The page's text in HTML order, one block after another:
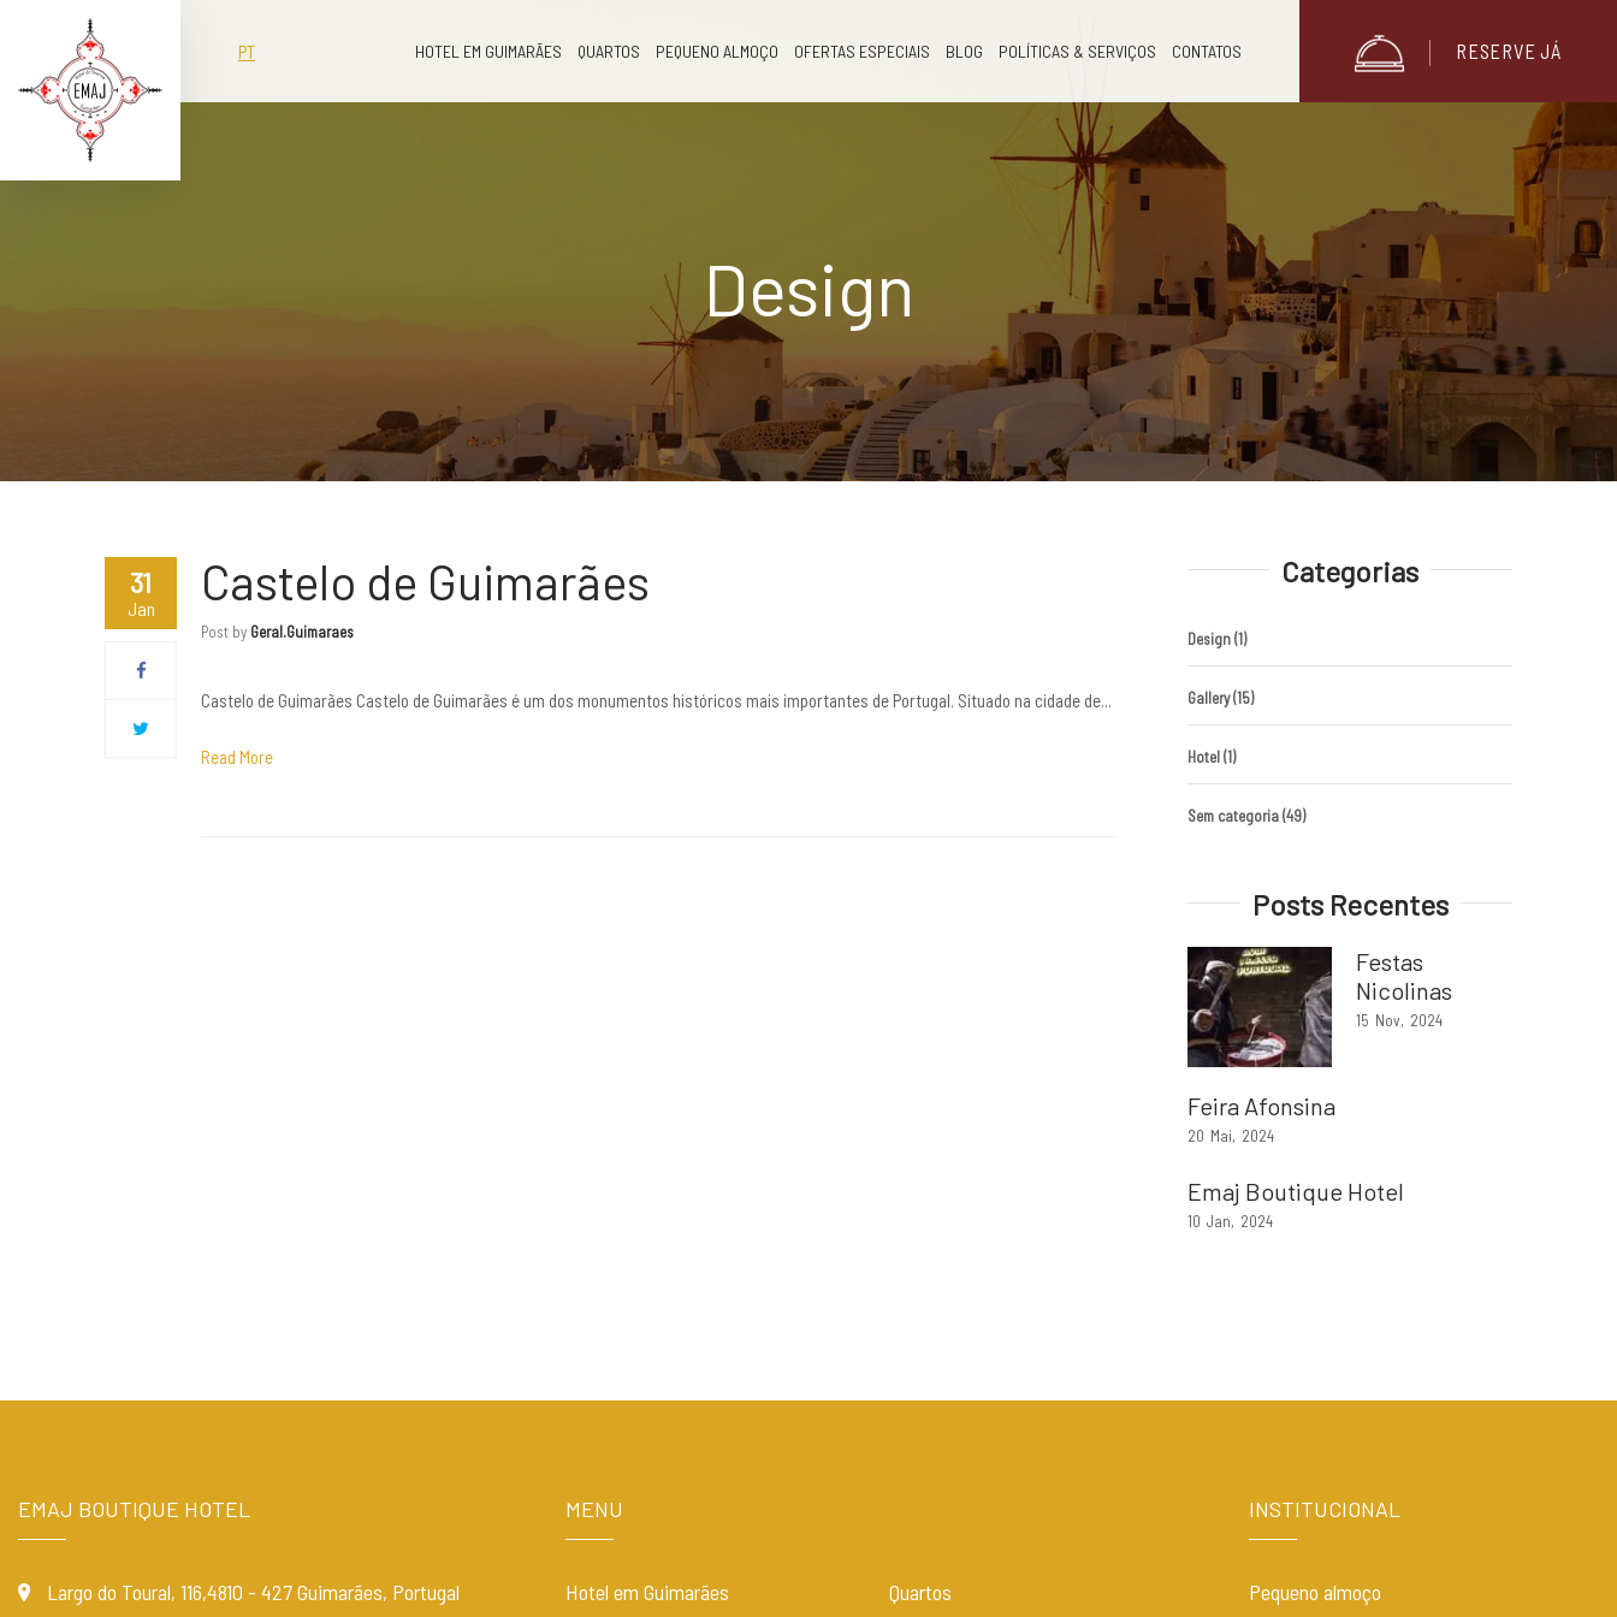
PT HOTEL EM GUIMARÃES QUARTOS PEQUENO ALMOÇO OFERTAS ESPECIAIS BLOG POLÍTICAS & SERVIÇOS CONTATOS RESERVE JÁ
Design
31
Jan Castelo de Guimarães
Post by Geral.guimaraes
Castelo de Guimarães Castelo de Guimarães é um dos monumentos históricos mais importantes de Portugal. Situado na cidade de...
Read More
Categorias
Design(1)
Gallery(15)
Hotel(1)
Sem categoria(49)
Posts Recentes
Festas
Nicolinas
15 Nov 2024
Feira Afonsina
20 Mai 2024
Emaj Boutique Hotel
10 Jan 2024
EMAJ BOUTIQUE HOTEL
Largo do Toural, 116,4810 - 427 Guimarães, Portugal
MENU
Hotel em Guimarães Quartos
INSTITUCIONAL
Pequeno almoço